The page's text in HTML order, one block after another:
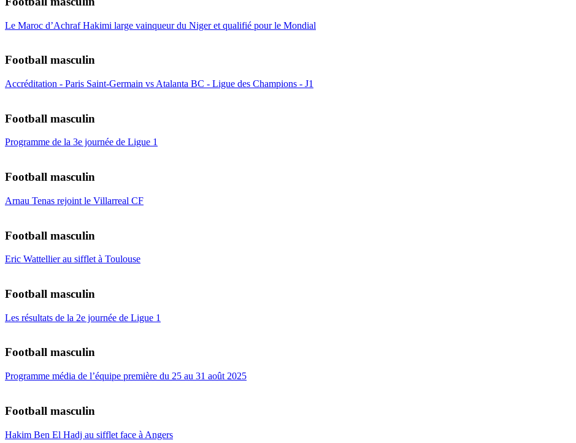
Le Maroc d’Achraf Hakimi large vainqueur du Niger et qualifié pour le Mondial
Football masculin
Accréditation - Paris Saint-Germain vs Atalanta BC - Ligue des Champions - J1
Football masculin
Programme de la 3e journée de Ligue 1
Football masculin
Arnau Tenas rejoint le Villarreal CF
Football masculin
Eric Wattellier au sifflet à Toulouse
Football masculin
Les résultats de la 2e journée de Ligue 1
Football masculin
Programme média de l’équipe première du 25 au 31 août 2025
Football masculin
Hakim Ben El Hadj au sifflet face à Angers